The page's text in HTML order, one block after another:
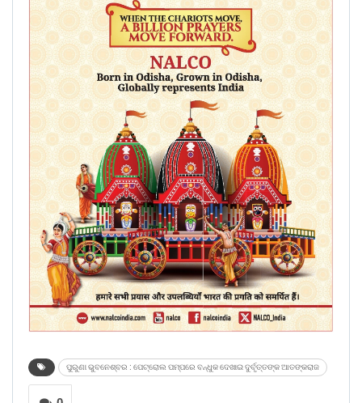
ପୁରୁଣା ଭୁବନେଶ୍ବର : ପେଟ୍ରୋଲ ପମ୍ପରେ ବନ୍ଧୁକ ଦେଖାଇ ଦୁର୍ବୃତ୍ତଙ୍କ ଆତଙ୍କରାଜ